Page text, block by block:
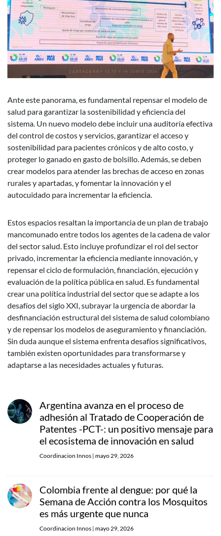
Ante este panorama, es fundamental repensar el modelo de
salud para garantizar la sostenibilidad y eficiencia del
sistema. Un nuevo modelo debe incluir una auditoría efectiva
del control de costos y servicios, garantizar el acceso y
sostenibilidad para pacientes crónicos y de alto costo, y
proteger lo ganado en gasto de bolsillo. Además, se deben
crear modelos para atender las brechas de acceso en zonas
rurales y apartadas, y fomentar la innovación y el
autocuidado para incrementar la eficiencia.
Estos espacios resaltan la importancia de un plan de trabajo
mancomunado entre todos los agentes de la cadena de valor
del sector salud. Esto incluye profundizar el rol del sector
privado, incrementar la eficiencia mediante innovación, y
repensar el ciclo de formulación, financiación, ejecución y
evaluación de la política pública en salud. Es fundamental
crear una política industrial del sector que se adapte a los
desafíos del siglo XXI, subrayar la urgencia de abordar la
desfinanciación estructural del sistema de salud colombiano
y de repensar los modelos de aseguramiento y financiación.
Sin duda aunque el sistema enfrenta desafíos significativos,
también existen oportunidades para transformarse y
adaptarse a las necesidades actuales y futuras.
Argentina avanza en el proceso de
adhesión al Tratado de Cooperación de
Patentes -PCT-: un positivo mensaje para
el ecosistema de innovación en salud
Coordinacion Innos | mayo 29, 2026
Colombia frente al dengue: por qué la
Semana de Acción contra los Mosquitos
es más urgente que nunca
Coordinacion Innos | mayo 29, 2026